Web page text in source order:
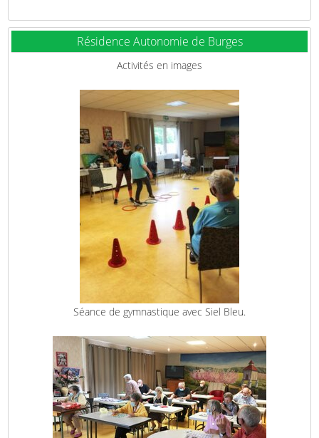
Résidence Autonomie de Burges
Activités en images
Séance de gymnastique avec Siel Bleu.